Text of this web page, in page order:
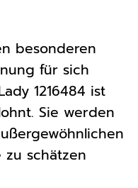
besonderen
für sich
1216484 ist
Sie werden
schätzen